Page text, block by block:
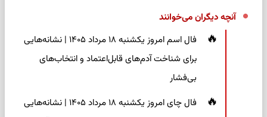
آنچه دیگران می‌خوانند
فال اسم امروز یکشنبه ۱۸ مرداد ۱۴۰۵ | نشانه‌هایی
برای شناخت آدم‌های قابل‌اعتماد و انتخاب‌های
بی‌فشار
فال چای امروز یکشنبه ۱۸ مرداد ۱۴۰۵ | نشانه‌هایی